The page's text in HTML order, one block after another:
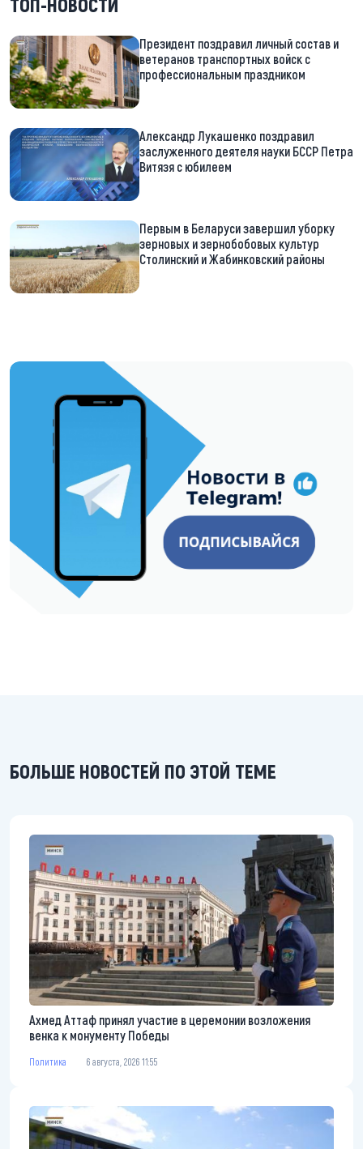
Президент поздравил личный состав и
ветеранов транспортных войск с
профессиональным праздником
Александр Лукашенко поздравил
заслуженного деятеля науки БССР Петра
Витязя с юбилеем
Первым в Беларуси завершил уборку
зерновых и зернобобовых культур
Столинский и Жабинковский районы
https://t.me/minskctvby
БОЛЬШЕ НОВОСТЕЙ ПО ЭТОЙ ТЕМЕ
Ахмед Аттаф принял участие в церемонии возложения
венка к монументу Победы
Политика 6 августа, 2026 11:55